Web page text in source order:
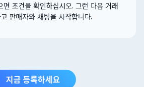
면 조건을 확인하십시오. 그런 다음 거래
판매자와 채팅을 시작합니다.
지금 등록하세요